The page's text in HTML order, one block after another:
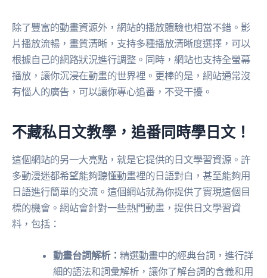
除了豐富的動畫資源外，網站的播放體驗也相當不錯。影
片播放流暢，畫質清晰，支持多種播放清晰度選擇，可以
根據自己的網路狀況進行調整。同時，網站也支持全螢幕
播放，讓你沉浸在動畫的世界裡。更棒的是，網站通常沒
有惱人的廣告，可以讓你專心追番，不受干擾。
不藏私日文教學，追番同時學日文！
這個網站的另一大亮點，就是它提供的日文學習資源。許
多動漫迷都希望能夠聽懂動畫裡的日語對白，甚至能夠用
日語進行簡單的交流。這個網站就為你提供了實現這個目
標的機會。網站會針對一些熱門動畫，提供日文學習資
料，包括：
動畫台詞解析：精選動畫中的經典台詞，進行詳
細的語法和詞彙解析，讓你了解台詞的含義和用